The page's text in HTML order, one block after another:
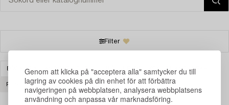
Genom att klicka på "acceptera alla" samtycker du till
lagring av cookies på din enhet för att förbättra
navigeringen på webbplatsen, analysera webbplatsens
användning och anpassa vår marknadsföring.
Filter
BÖCKER & HANDSKRIFTER MÖBLER OCH KONSTHANTVERK
RENSA ALLA